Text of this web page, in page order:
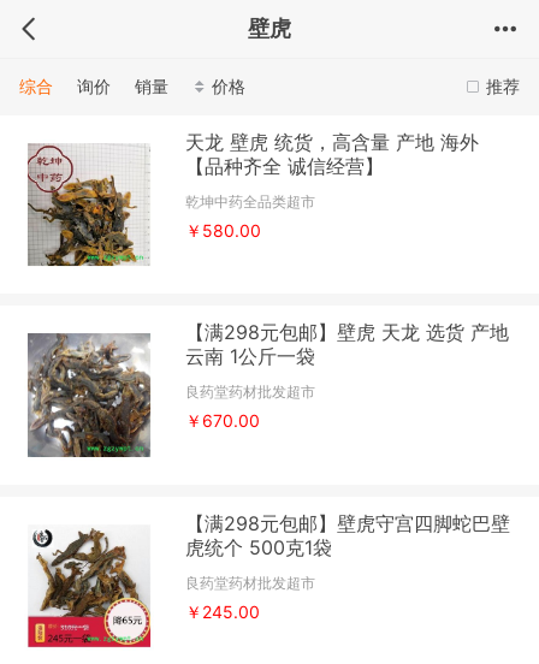
壁虎
推荐
综合 询价 销量 价格
天龙 壁虎 统货，高含量 产地 海外
【品种齐全 诚信经营】
乾坤中药全品类超市
￥580.00
【满298元包邮】壁虎 天龙 选货 产地
云南 1公斤一袋
良药堂药材批发超市
￥670.00
【满298元包邮】壁虎守宫四脚蛇巴壁
虎统个 500克1袋
良药堂药材批发超市
￥245.00